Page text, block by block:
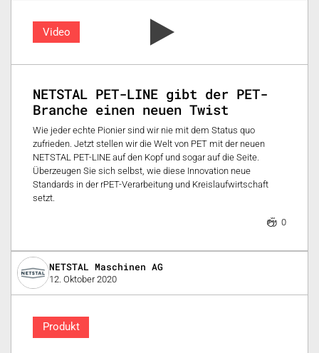
Video
NETSTAL PET-LINE gibt der PET-
Branche einen neuen Twist
Wie jeder echte Pionier sind wir nie mit dem Status quo
zufrieden. Jetzt stellen wir die Welt von PET mit der neuen
NETSTAL PET-LINE auf den Kopf und sogar auf die Seite.
Überzeugen Sie sich selbst, wie diese Innovation neue
Standards in der rPET-Verarbeitung und Kreislaufwirtschaft
setzt.
0
NETSTAL Maschinen AG
12. Oktober 2020
Produkt